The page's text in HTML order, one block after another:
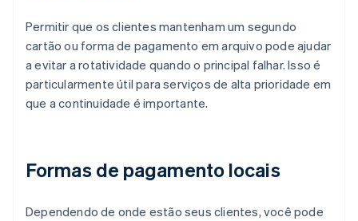
Permitir que os clientes mantenham um segundo
cartão ou forma de pagamento em arquivo pode ajudar
a evitar a rotatividade quando o principal falhar. Isso é
particularmente útil para serviços de alta prioridade em
que a continuidade é importante.
Formas de pagamento locais
Dependendo de onde estão seus clientes, você pode